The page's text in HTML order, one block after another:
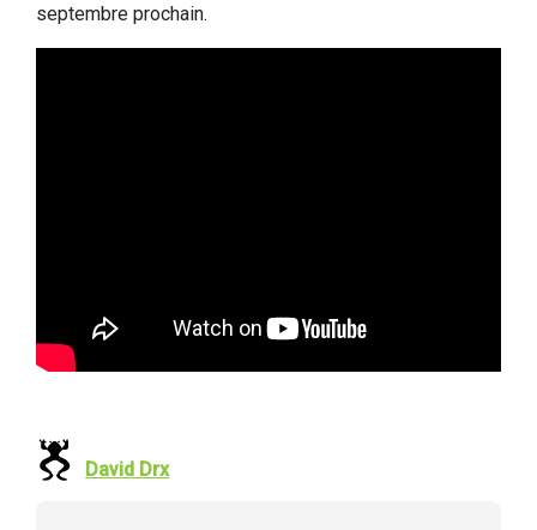
septembre prochain.
David Drx